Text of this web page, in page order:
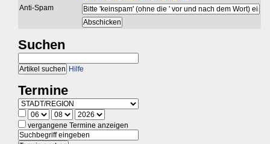
Anti-Spam
Suchen
Hilfe
Termine
vergangene Termine anzeigen